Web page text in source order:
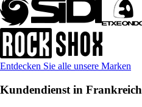
Entdecken Sie alle unsere Marken
Kundendienst in Frankreich